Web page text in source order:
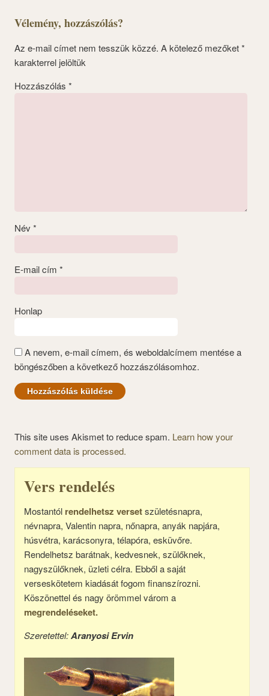
Vélemény, hozzászólás?
Az e-mail címet nem tesszük közzé. A kötelező mezőket*
karakterrel jelöltük
Hozzászólás *
Név *
E-mail cím *
Honlap
A nevem, e-mail címem, és weboldalcímem mentése a
böngészőben a következő hozzászólásomhoz.
This site uses Akismet to reduce spam. Learn how your
comment data is processed.
Vers rendelés
Mostantól rendelhetsz versetszületésnapra,
névnapra, Valentin napra, nőnapra, anyák napjára,
húsvétra, karácsonyra, télapóra, esküvőre.
Rendelhetsz barátnak, kedvesnek, szülőknek,
nagyszülőknek, üzleti célra. Ebből a saját
verseskötetem kiadását fogom finanszírozni.
Köszönettel és nagy örömmel várom a
megrendeléseket.
Szeretettel:Aranyosi Ervin